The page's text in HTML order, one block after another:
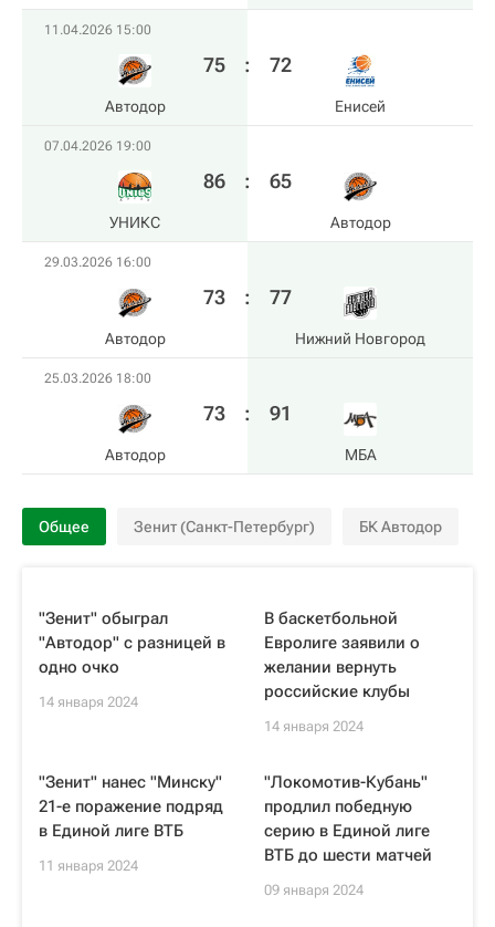
11.04.2026 15:00
Автодор
75 : 72
Енисей
07.04.2026 19:00
УНИКС
86 : 65
Автодор
29.03.2026 16:00
Автодор
73 : 77
Нижний Новгород
25.03.2026 18:00
Автодор
73 : 91
МБА
Общее Зенит (Санкт-Петербург) БК Автодор
"Зенит" обыграл
"Автодор" с разницей в
одно очко
14 января 2024
В баскетбольной
Евролиге заявили о
желании вернуть
российские клубы
14 января 2024
"Зенит" нанес "Минску"
21-е поражение подряд
в Единой лиге ВТБ
11 января 2024
"Локомотив-Кубань"
продлил победную
серию в Единой лиге
ВТБ до шести матчей
09 января 2024